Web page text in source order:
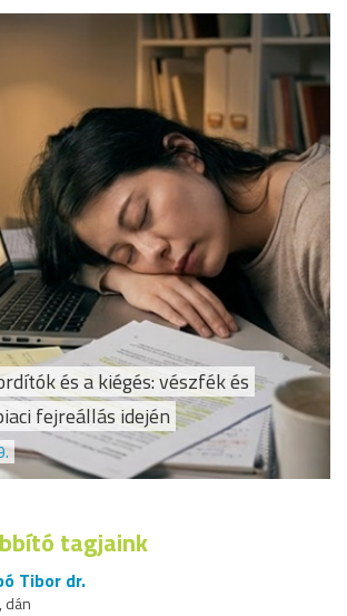
és a kiégés: vészfék és
fejreállás idején
tagjaink
Tibor dr.
dán